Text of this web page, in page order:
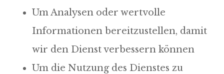
Um Analysen oder wertvolle
Informationen bereitzustellen, damit
wir den Dienst verbessern können
Um die Nutzung des Dienstes zu